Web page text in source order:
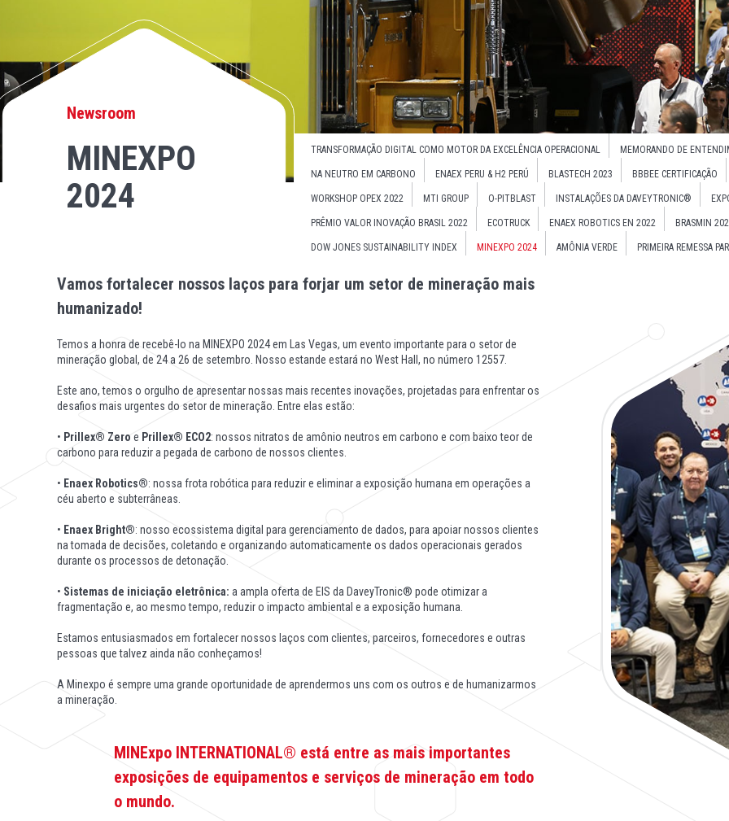
Newsroom
MINEXPO
2024
TRANSFORMAÇÃO DIGITAL COMO MOTOR DA EXCELÊNCIA OPERACIONAL MEMORANDO DE
NA NEUTRO EM CARBONO ENAEX PERU & H2 PERÚ BLASTECH 2023 BBBEE CERTIFICAÇÃO
WORKSHOP OPEX 2022 MTI GROUP O-PITBLAST INSTALAÇÕES DA DAVEYTRONIC®
PRÊMIO VALOR INOVAÇÃO BRASIL 2022 ECOTRUCK ENAEX ROBOTICS EN 2022 BRASMIN
DOW JONES SUSTAINABILITY INDEX MINEXPO 2024 AMÔNIA VERDE PRIMEIRA REMESSA
Vamos fortalecer nossos laços para forjar um setor de mineração mais
humanizado!
Temos a honra de recebê-lo na MINEXPO 2024 em Las Vegas, um evento importante para o setor de
mineração global, de 24 a 26 de setembro. Nosso estande estará no West Hall, no número 12557.
Este ano, temos o orgulho de apresentar nossas mais recentes inovações, projetadas para enfrentar os
desafios mais urgentes do setor de mineração. Entre elas estão:
• Prillex® Zero e Prillex® ECO2: nossos nitratos de amônio neutros em carbono e com baixo teor de
carbono para reduzir a pegada de carbono de nossos clientes.
• Enaex Robotics®: nossa frota robótica para reduzir e eliminar a exposição humana em operações a
céu aberto e subterrâneas.
• Enaex Bright®: nosso ecossistema digital para gerenciamento de dados, para apoiar nossos clientes
na tomada de decisões, coletando e organizando automaticamente os dados operacionais gerados
durante os processos de detonação.
• Sistemas de iniciação eletrônica: a ampla oferta de EIS da DaveyTronic® pode otimizar a
fragmentação e, ao mesmo tempo, reduzir o impacto ambiental e a exposição humana.
Estamos entusiasmados em fortalecer nossos laços com clientes, parceiros, fornecedores e outras
pessoas que talvez ainda não conheçamos!
A Minexpo é sempre uma grande oportunidade de aprendermos uns com os outros e de humanizarmos
a mineração.
MINExpo INTERNATIONAL® está entre as mais importantes
exposições de equipamentos e serviços de mineração em todo
o mundo.